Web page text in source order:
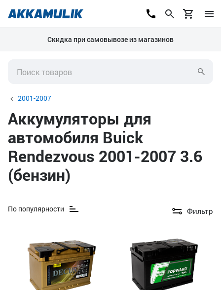
Скидка при самовывозе из магазинов
2001-2007
Аккумуляторы для
автомобиля Buick
Rendezvous 2001-2007 3.6
(бензин)
По популярности Фильтр